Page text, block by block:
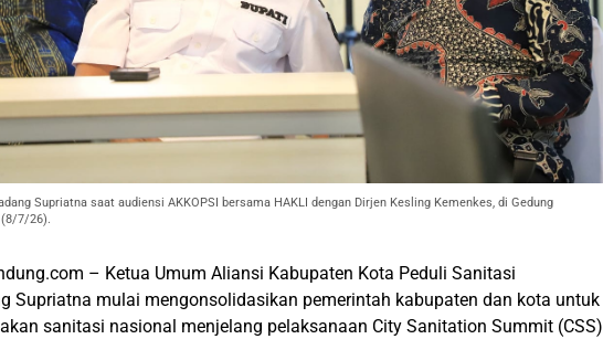
Supriatna saat audiensi AKKOPSI bersama HAKLI dengan Dirjen Kesling Kemenkes, di Gedung
(8/7/26).
– Ketua Umum Aliansi Kabupaten Kota Peduli Sanitasi
Supriatna mulai mengonsolidasikan pemerintah kabupaten dan kota untuk
sanitasi nasional menjelang pelaksanaan City Sanitation Summit (CSS)